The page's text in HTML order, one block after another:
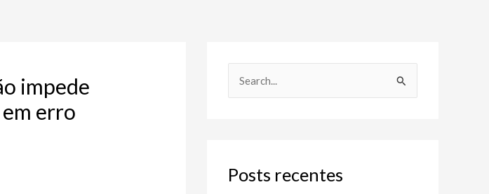
impede
erro
u
Posts recentes